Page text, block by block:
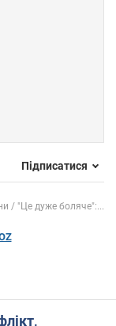
Підписатися
"Це дуже боляче":...